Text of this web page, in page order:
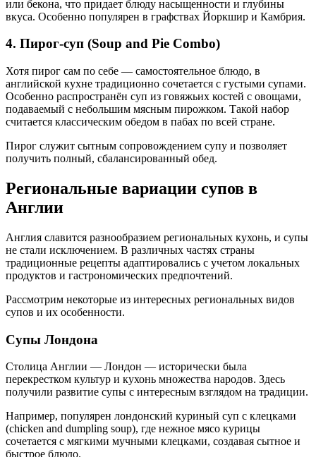
или бекона, что придает блюду насыщенности и глубины
вкуса. Особенно популярен в графствах Йоркшир и Камбрия.
4. Пирог-суп (Soup and Pie Combo)
Хотя пирог сам по себе — самостоятельное блюдо, в
английской кухне традиционно сочетается с густыми супами.
Особенно распространён суп из говяжьих костей с овощами,
подаваемый с небольшим мясным пирожком. Такой набор
считается классическим обедом в пабах по всей стране.
Пирог служит сытным сопровождением супу и позволяет
получить полный, сбалансированный обед.
Региональные вариации супов в
Англии
Англия славится разнообразием региональных кухонь, и супы
не стали исключением. В различных частях страны
традиционные рецепты адаптировались с учетом локальных
продуктов и гастрономических предпочтений.
Рассмотрим некоторые из интересных региональных видов
супов и их особенности.
Супы Лондона
Столица Англии — Лондон — исторически была
перекрестком культур и кухонь множества народов. Здесь
получили развитие супы с интересным взглядом на традиции.
Например, популярен лондонский куриный суп с клецками
(chicken and dumpling soup), где нежное мясо курицы
сочетается с мягкими мучными клецками, создавая сытное и
быстрое блюдо.